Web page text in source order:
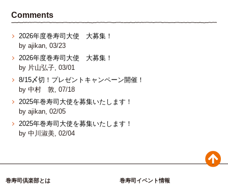
Comments
2026年度巻寿司大使 大募集！
by ajikan, 03/23
2026年度巻寿司大使 大募集！
by 片山弘子, 03/01
8/15〆切！プレゼントキャンペーン開催！
by 中村 敦, 07/18
2025年巻寿司大使を募集いたします！
by ajikan, 02/05
2025年巻寿司大使を募集いたします！
by 中川淑美, 02/04
巻寿司倶楽部とは 巻寿司イベント情報